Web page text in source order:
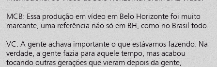
MCB: Essa produção em vídeo em Belo Horizonte foi muito
marcante, uma referência não só em BH, como no Brasil todo.
VC: A gente achava importante o que estávamos fazendo. Na
verdade, a gente fazia para aquele tempo, mas acabou
tocando outras gerações que vieram depois da gente,